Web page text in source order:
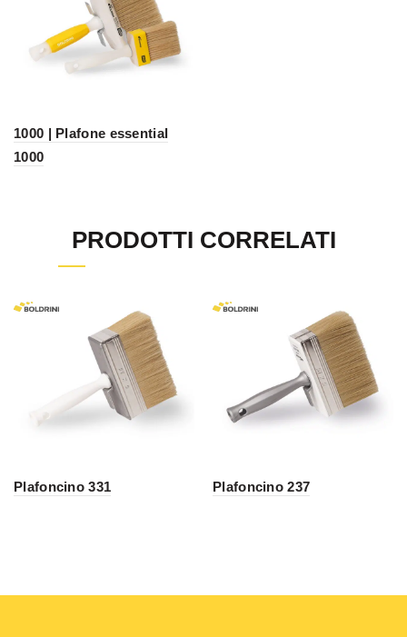
1000 | Plafone essential
1000
PRODOTTI CORRELATI
Plafoncino 331 Plafoncino 237